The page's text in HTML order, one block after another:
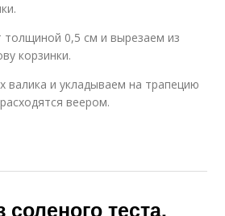
толщиной 0,5 см и вырезаем из
корзинки.
валика и укладываем на трапецию
веером.
теста.